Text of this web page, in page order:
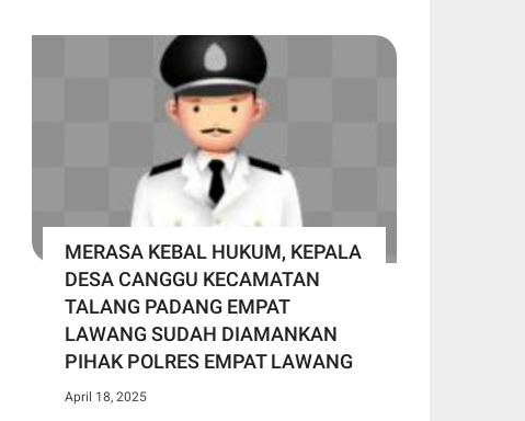
MERASA KEBAL HUKUM, KEPALA
DESA CANGGU KECAMATAN
TALANG PADANG EMPAT
LAWANG SUDAH DIAMANKAN
PIHAK POLRES EMPAT LAWANG
April 18, 2025